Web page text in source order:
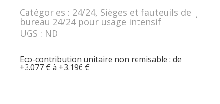
NORFOLK
MEDIUM
assise
moyenne
asynchrone
appui-
nuque
Catégories : 24/24, Sièges et fauteuils de
bureau 24/24 pour usage intensif
UGS : ND
Eco-contribution unitaire non remisable : de
+3.077 € à +3.196 €